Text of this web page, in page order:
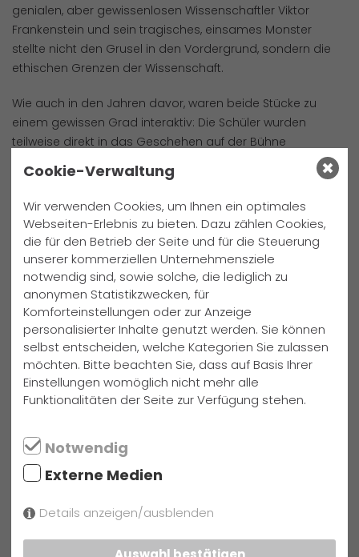
genialen, aber gewissenlosen Wissenschaftler Viktor
Frankenstein und sein tragisches, einsames Monster
stellte nicht den Grusel in den Vordergrund, sondern die
ethischen Grenzen der Wissenschaft.
Wie auch in den Jahren davor, waren beide Stücke zu
einem gewissen Grad interaktiv: Die Schüler wurden
teilweise direkt in das Geschehen auf der Bühne
einbezogen. Dabei zeigte sich auch die Sprachkompetenz
des Publikums, die den englischen Dialogen meist
mühelos folgten und sich aktiv beteiligten.
Zum Abschluss jeder Vorstellung gab es eine offene
Fragerunde. Die Schüler nutzen diese Chance, um mit den
Schauspielern über die Rollen, das Leben auf Tour oder die
Stücke zu diskutieren – natürlich komplett auf Englisch.
Wir danken dem Phoenix Theater wie in den Jahren davor
für den Besuch, der wieder bewiesen hat, dass
Fremdsprachenlernen weit über das Lehrbuch hinausgeht.
Text: Anke Dorenkamp, Fotos: Anke Dorenkamp und Michel
weitere Neuigkeiten
Samstag, 25. Juli 2026
Cookie-Verwaltung
Wir verwenden Cookies, um Ihnen ein optimales
Webseiten-Erlebnis zu bieten. Dazu zählen Cookies,
die für den Betrieb der Seite und für die Steuerung
unserer kommerziellen Unternehmensziele
notwendig sind, sowie solche, die lediglich zu
anonymen Statistikzwecken, für
Komforteinstellungen oder zur Anzeige
personalisierter Inhalte genutzt werden. Sie können
selbst entscheiden, welche Kategorien Sie zulassen
möchten. Bitte beachten Sie, dass auf Basis Ihrer
Einstellungen womöglich nicht mehr alle
Funktionalitäten der Seite zur Verfügung stehen.
Notwendig
Externe Medien
Details anzeigen/ausblenden